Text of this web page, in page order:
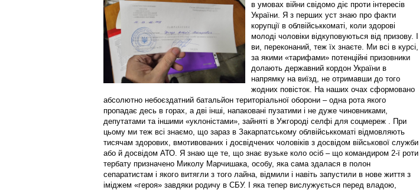
в умовах війни свідомо діє проти інтересів
України. Я з перших уст знаю про факти
корупції в облвійськкоматі, коли здорові
молоді чоловіки відкуповуються від призову. І
ви, переконаний, теж їх знаєте. Ми всі в курсі,
за якими «тарифами» потенційні призовники
долають державний кордон України в
напрямку на виїзд, не отримавши до того
жодних повісток. На наших очах сформовано
абсолютно небоєздатний батальйон територіальної оборони – одна рота якого
пропадає десь в горах, а дві інші, напаковані пузатими і не дуже чиновниками,
депутатами та іншими «уклоністами», зайняті в Ужгороді селфі для соцмереж . При
цьому ми теж всі знаємо, що зараз в Закарпатському облвійськкоматі відмовляють
тисячам здорових, вмотивованих і досвідчених чоловіків з досвідом військової служби
або й досвідом АТО. Я знаю ще те, що знає вузьке коло осіб – що командиром 2-ї роти
тербату призначено Миколу Марчишака, особу, яка сама здалася в полон
сепаратистам і якого витягли з того лайна, відмили і навіть запустили в нове життя з
іміджем «героя» завдяки родичу в СБУ. І яка тепер вислужується перед владою,